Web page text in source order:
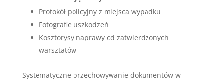
Protokół policyjny z miejsca wypadku
Fotografie uszkodzeń
Kosztorysy naprawy od zatwierdzonych
warsztatów
Systematyczne przechowywanie dokumentów w